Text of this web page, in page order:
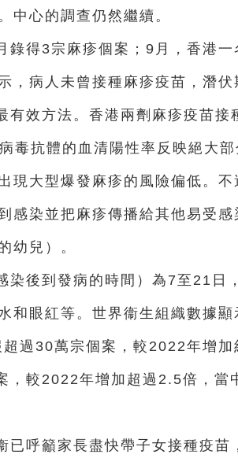
中心的調查仍然繼續。
錄得3宗麻疹個案；9月，香港
，病人未曾接種麻疹疫苗，潛伏
有效方法。香港兩劑麻疹疫苗接
毒抗體的血清陽性率反映絕大
現大型爆發麻疹的風險偏低。不
感染並把麻疹傳播給其他易受感
幼兒）。
染後到發病的時間）為7至21日
和眼紅等。世界衞生組織數據顯
過30萬宗個案，較2022年增加
，較2022年增加超過2.5倍，當
已呼籲家長盡快帶子女接種疫苗